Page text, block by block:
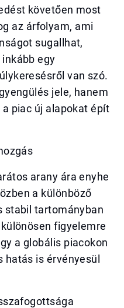
követően most
az árfolyam, ami
sugallhat,
egy
van szó.
jele, hanem
piac új alapokat épít
arany ára enyhe
a különböző
stabil tartományban
figyelemre
a globális piacokon
is érvényesül